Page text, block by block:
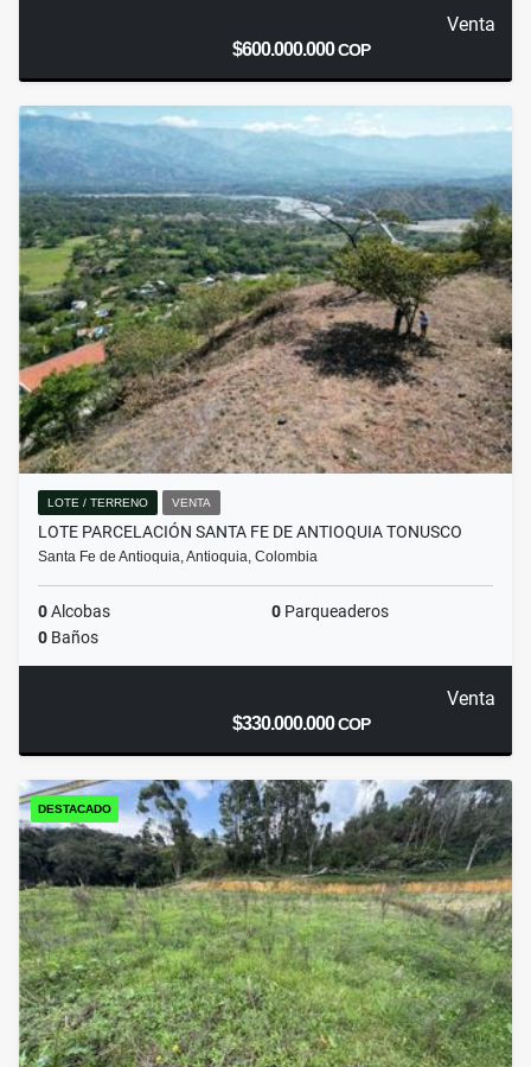
Venta
$600.000.000COP
LOTE / TERRENO VENTA
LOTE PARCELACIÓN SANTA FE DE ANTIOQUIA TONUSCO
Santa Fe de Antioquia, Antioquia, Colombia
0Alcobas 0 Parqueaderos
0 Baños
Venta
$330.000.000COP
DESTACADO